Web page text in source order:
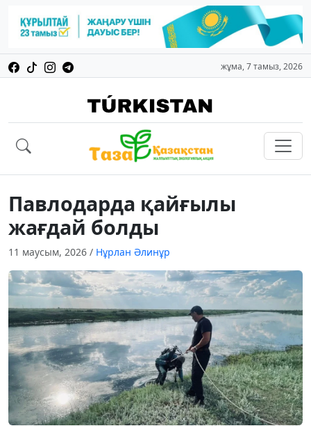
жұма, 7 тамыз, 2026
Павлодарда қайғылы
жағдай болды
11 маусым, 2026 / Нұрлан Әлинұр